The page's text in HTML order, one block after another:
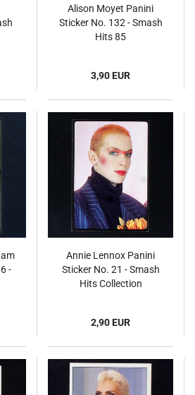
Alison Moyet Panini
Sticker No. 132 - Smash
Hits 85
3,90 EUR
-
Annie Lennox Panini
Sticker No. 21 - Smash
Hits Collection
2,90 EUR